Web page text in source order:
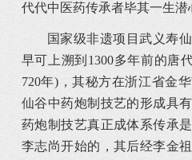
代代中医药传承者毕其一生潜
国家级非遗项目武义寿
早可上溯到1300多年前的唐
720年)，其秘方在浙江省金
仙谷中药炮制技艺的形成具
药炮制技艺真正成体系传承
李志尚开始的，其后经李金